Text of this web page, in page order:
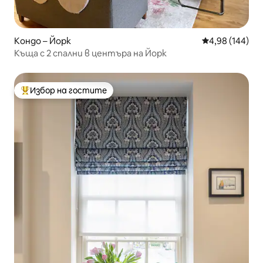
Кондо – Йорк Средна
4,98 (144)
Къща с 2 спални в центъра на Йорк
Най-популярен избор на гостите
Избор на гостите